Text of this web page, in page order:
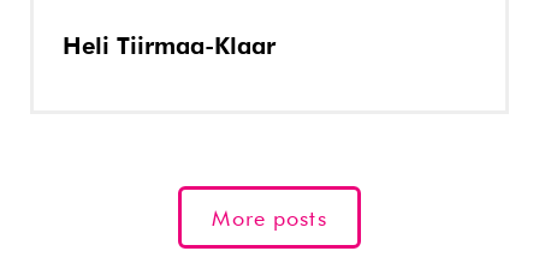
Heli Tiirmaa-Klaar
More posts